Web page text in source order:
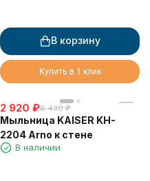
В корзину
Купить в 1 клик
2 920 ₽6 430 ₽
Мыльница KAISER KH-
2204 Arno к стене
В наличии